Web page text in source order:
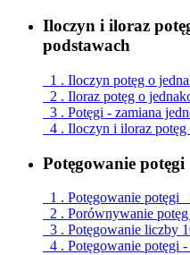
Iloczyn i iloraz
podstawach
1 . Iloczyn potęg o
2 . Iloraz potęg o
3 . Potęgi - zamiana
4 . Iloczyn i iloraz
Potęgowanie potęgi
1 . Potęgowanie potęgi
2 . Porównywanie
3 . Potęgowanie liczby
4 . Potęgowanie potęgi